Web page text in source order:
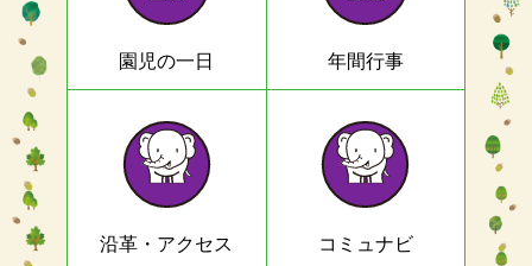
園児の一日 年間行事
沿革・アクセス コミュナビ